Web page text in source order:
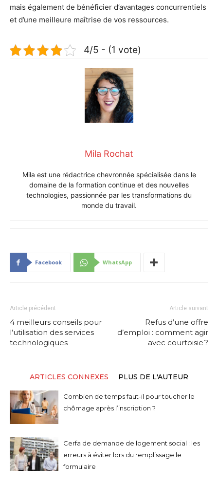
mais également de bénéficier d’avantages concurrentiels
et d’une meilleure maîtrise de vos ressources.
4/5 - (1 vote)
Mila Rochat
Mila est une rédactrice chevronnée spécialisée dans le
domaine de la formation continue et des nouvelles
technologies, passionnée par les transformations du
monde du travail.
Facebook WhatsApp
Article précédent
4 meilleurs conseils pour
l’utilisation des services
technologiques
Article suivant
Refus d’une offre
d’emploi : comment agir
avec courtoisie ?
ARTICLES CONNEXES PLUS DE L'AUTEUR
Combien de temps faut-il pour toucher le
chômage après l’inscription ?
Cerfa de demande de logement social : les
erreurs à éviter lors du remplissage le
formulaire